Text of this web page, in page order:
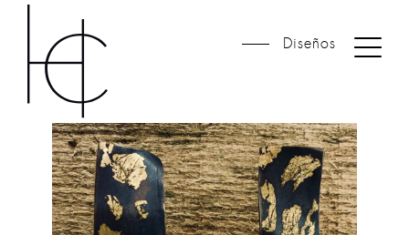
Diseños